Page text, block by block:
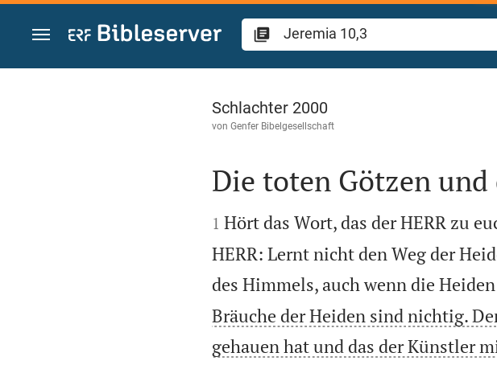
Zum Inhalt springen
Jeremia 10
Schlachter 2000
von Genfer Bibelgesellschaft

Die toten Götzen

1 Hört das Wort, das der HERR zu
HERR: Lernt nicht den Weg der
des Himmels, auch wenn die
Bräuche der Heiden sind nichtig.
gehauen hat und das der Künstler